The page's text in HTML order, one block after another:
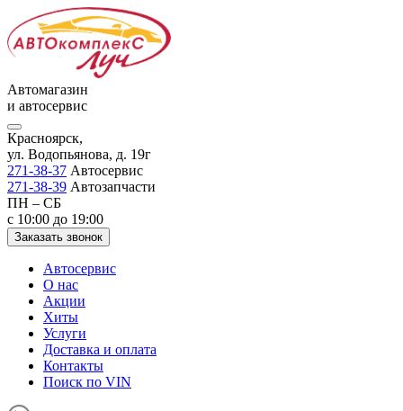
Автомагазин
и автосервис
Красноярск,
ул. Водопьянова, д. 19г
271-38-37 Автосервис
271-38-39 Автозапчасти
ПН – СБ
с 10:00 до 19:00
Заказать звонок
Автосервис
О нас
Акции
Хиты
Услуги
Доставка и оплата
Контакты
Поиск по VIN